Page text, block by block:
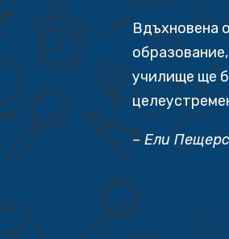
Вдъхновена
училище ще
– Ели